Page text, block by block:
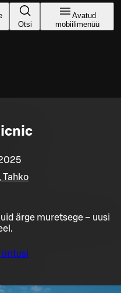
Otsi
Avatud
mobiilimenüü
Tahko
ärge muretsege – uusi
üritusi